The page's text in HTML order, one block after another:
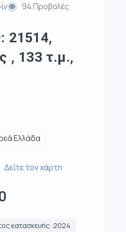
94 Προβολές
21514,
, 133 τ.μ.,
Ελλάδα
Δείτε τον χάρτη
κατασκευής: 2024